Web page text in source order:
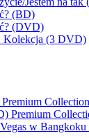
(BD)
(DVD)
Kolekcja (3 DVD)
Collection
Premium
w